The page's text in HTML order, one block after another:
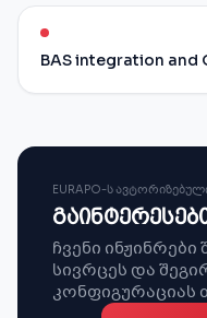
BAS integration
EURAPO-Ს
ჩვენი ინჟინრები
სივრცეს და
კონფიგურაციას